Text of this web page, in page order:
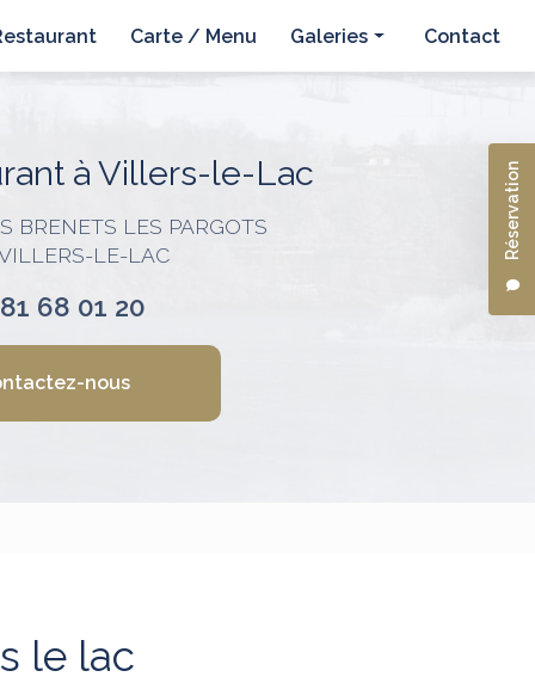
Réservation
Carte / Menu Galeries Contact
à Villers-le-Lac
BRENETS LES PARGOTS
LE-LAC
68 01 20
nous
le lac